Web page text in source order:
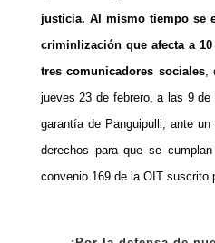
justicia. Al mismo tiempo se
criminlización que afecta a
tres comunicadores sociales,
jueves 23 de febrero, a las 9
garantía de Panguipulli; ante
derechos para que se
convenio 169 de la OIT suscrito